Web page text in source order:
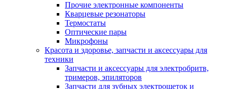
Прочие электронные компоненты
Кварцевые резонаторы
Термостаты
Оптические пары
Микрофоны
Красота и здоровье, запчасти и аксессуары для
техники
Запчасти и аксессуары для электробритв,
тримеров, эпиляторов
Запчасти для зубных электрощеток и